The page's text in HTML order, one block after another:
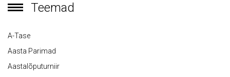
Teemad
A-Tase
Aasta Parimad
Aastalõputurniir